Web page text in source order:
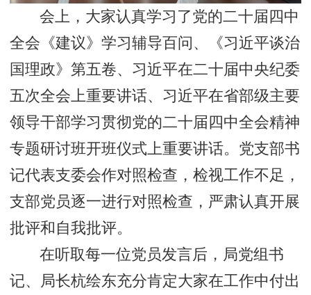
会上，大家认真学习了党的二十届四中
全会《建议》学习辅导百问、《习近平谈治
国理政》第五卷、习近平在二十届中央纪委
五次全会上重要讲话、习近平在省部级主要
领导干部学习贯彻党的二十届四中全会精神
专题研讨班开班仪式上重要讲话。党支部书
记代表支委会作对照检查，检视工作不足，
支部党员逐一进行对照检查，严肃认真开展
批评和自我批评。
在听取每一位党员发言后，局党组书
记、局长杭绘东充分肯定大家在工作中付出